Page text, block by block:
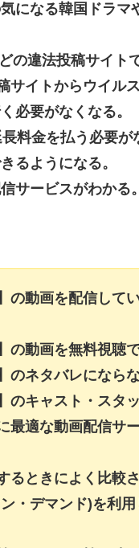
になる韓国ドラ
違法投稿サイト
イトからウイル
必要がなくなる。
料金を払う必要が
るようになる。
サービスがわかる。
の動画を配信して
の動画を無料視聴
のネタバレになら
のキャスト・スタ
最適な動画配信サ
るときによく比較
・デマンド)を利